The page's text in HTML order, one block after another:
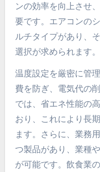
ンの効率を向上させ
要です。エアコンの
ルチタイプがあり、
選択が求められます。
温度設定を厳密に管
費を防ぎ、電気代の
では、省エネ性能の
おり、これにより長
ます。さらに、業務
つ製品があり、業種
が可能です。飲食業